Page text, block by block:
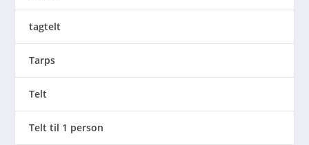
tagtelt
Tarps
Telt
Telt til 1 person